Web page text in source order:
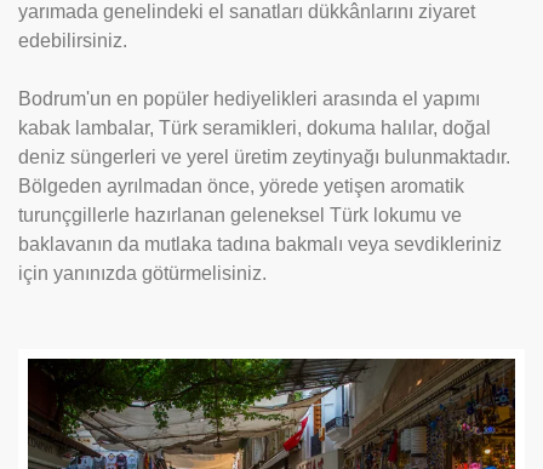
yarımada genelindeki el sanatları dükkânlarını ziyaret
edebilirsiniz.
Bodrum'un en popüler hediyelikleri arasında el yapımı
kabak lambalar, Türk seramikleri, dokuma halılar, doğal
deniz süngerleri ve yerel üretim zeytinyağı bulunmaktadır.
Bölgeden ayrılmadan önce, yörede yetişen aromatik
turunçgillerle hazırlanan geleneksel Türk lokumu ve
baklavanın da mutlaka tadına bakmalı veya sevdikleriniz
için yanınızda götürmelisiniz.